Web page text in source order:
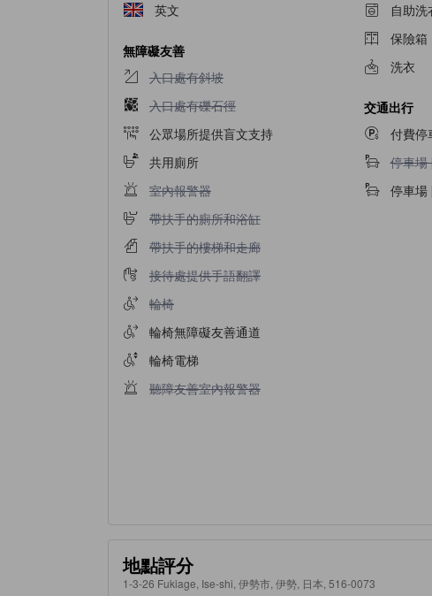
英文
無障礙友善
入口處有斜坡不適用
入口處有斜坡
入口處有礫石徑不適用
入口處有礫石徑
公眾場所提供盲文支持
共用廁所
室內報警器不適用
室內報警器
帶扶手的廁所和浴缸不適用
帶扶手的廁所和浴缸
帶扶手的樓梯和走廊不適用
帶扶手的樓梯和走廊
接待處提供手語翻譯不適用
接待處提供手語翻譯
輪椅不適用
輪椅
輪椅無障礙友善通道
輪椅電梯
聽障友善室內報警器不適用
聽障友善室內報警器
自助洗
保險箱
洗衣
交通出行
付費停
停車場 [
停車場
停車場
地點評分
1-3-26 Fukiage, Ise-shi, 伊勢市, 伊勢, 日本, 516-0073